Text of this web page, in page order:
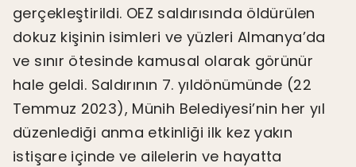
gerçekleştirildi. OEZ saldırısında öldürülen
dokuz kişinin isimleri ve yüzleri Almanya’da
ve sınır ötesinde kamusal olarak görünür
hale geldi. Saldırının 7. yıldönümünde (22
Temmuz 2023), Münih Belediyesi’nin her yıl
düzenlediği anma etkinliği ilk kez yakın
istişare içinde ve ailelerin ve hayatta